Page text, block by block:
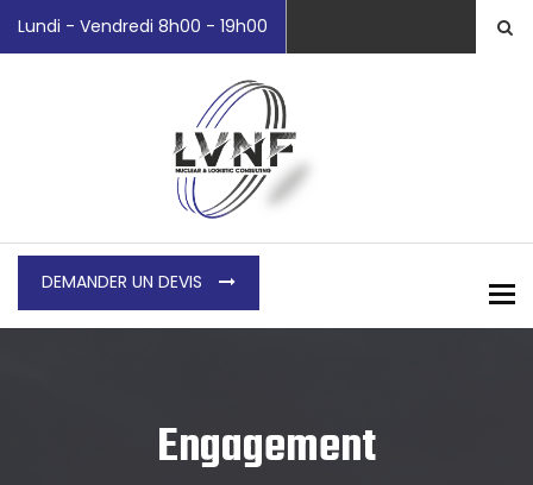
Lundi - Vendredi 8h00 - 19h00
DEMANDER UN DEVIS
Engagement